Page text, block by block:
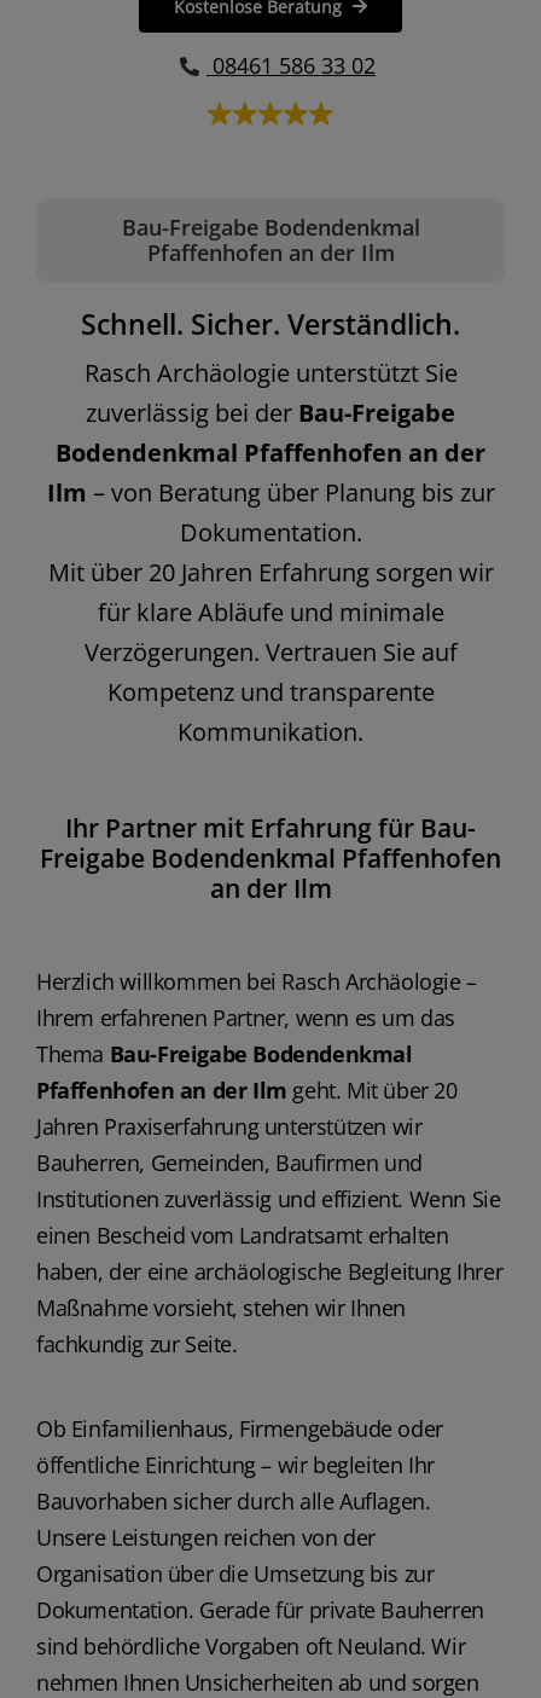
Bau-Freigabe Bodendenkmal
Pfaffenhofen an der Ilm
Schnell. Sicher. Verständlich.
Rasch Archäologie unterstützt Sie
zuverlässig bei der Bau-Freigabe
Bodendenkmal Pfaffenhofen an der
Ilm – von Beratung über Planung bis zur
Dokumentation.
Mit über 20 Jahren Erfahrung sorgen wir
für klare Abläufe und minimale
Verzögerungen. Vertrauen Sie auf
Kompetenz und transparente
Kommunikation.
Kostenlose Beratung
08461 586 33 02
Ihr Partner mit Erfahrung für Bau-
Freigabe Bodendenkmal Pfaffenhofen
an der Ilm
Herzlich willkommen bei Rasch Archäologie –
Ihrem erfahrenen Partner, wenn es um das
Thema Bau-Freigabe Bodendenkmal
Pfaffenhofen an der Ilm geht. Mit über 20
Jahren Praxiserfahrung unterstützen wir
Bauherren, Gemeinden, Baufirmen und
Institutionen zuverlässig und effizient. Wenn Sie
einen Bescheid vom Landratsamt erhalten
haben, der eine archäologische Begleitung Ihrer
Maßnahme vorsieht, stehen wir Ihnen
fachkundig zur Seite.
Ob Einfamilienhaus, Firmengebäude oder
öffentliche Einrichtung – wir begleiten Ihr
Bauvorhaben sicher durch alle Auflagen.
Unsere Leistungen reichen von der
Organisation über die Umsetzung bis zur
Dokumentation. Gerade für private Bauherren
sind behördliche Vorgaben oft Neuland. Wir
nehmen Ihnen Unsicherheiten ab und sorgen